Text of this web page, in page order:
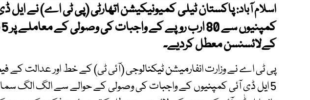
اسلام آباد:پاکستان ٹیلی کمیونیکیشن اتھارٹی (پی ٹی اے) نے ایل
کےلائسنسن معطل کردیے۔
پی ٹی اے نے وزارت انفارمیشن ٹیکنالوجی (آئی ٹی) کے خط اور عدالت
5 ایل ڈی آئی کمپنیوں کے واجبات کی وصولی کے حوالے سے الگ الگ